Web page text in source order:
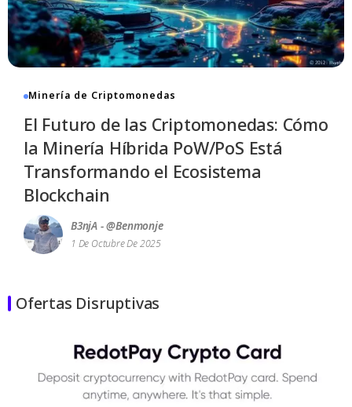
Minería de Criptomonedas
El Futuro de las Criptomonedas: Cómo
la Minería Híbrida PoW/PoS Está
Transformando el Ecosistema
Blockchain
B3njA - @benmonje
1 De Octubre De 2025
Ofertas Disruptivas